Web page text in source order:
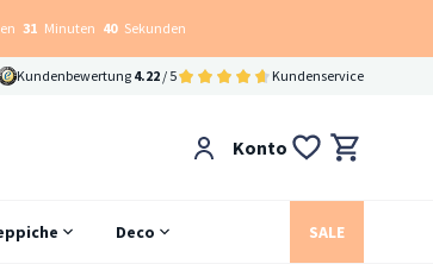
31 Minuten 39 Sekunden
Kundenbewertung 4.22 / 5 Kundenservice
Konto
Deco SALE